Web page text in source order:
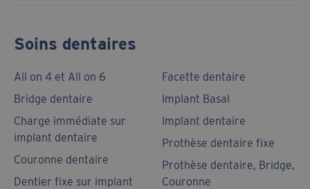
Soins dentaires
All on 4 et All on 6
Bridge dentaire
Charge immédiate sur
implant dentaire
Couronne dentaire
Dentier fixe sur implant
Facette dentaire
Implant Basal
Implant dentaire
Prothèse dentaire fixe
Prothèse dentaire, Bridge,
Couronne